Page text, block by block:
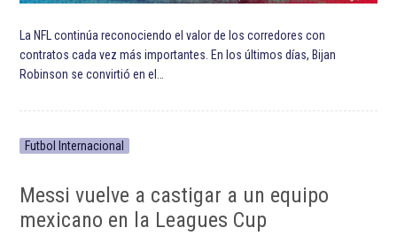
La NFL continúa reconociendo el valor de los corredores con
contratos cada vez más importantes. En los últimos días, Bijan
Robinson se convirtió en el…
Futbol Internacional
Messi vuelve a castigar a un equipo
mexicano en la Leagues Cup